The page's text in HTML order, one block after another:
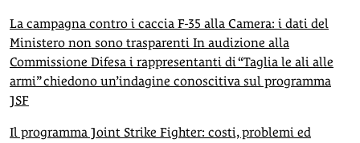
La campagna contro i caccia F-35 alla Camera: i dati del
Ministero non sono trasparenti In audizione alla
Commissione Difesa i rappresentanti di “Taglia le ali alle
armi” chiedono un’indagine conoscitiva sul programma
JSF
Il programma Joint Strike Fighter: costi, problemi ed